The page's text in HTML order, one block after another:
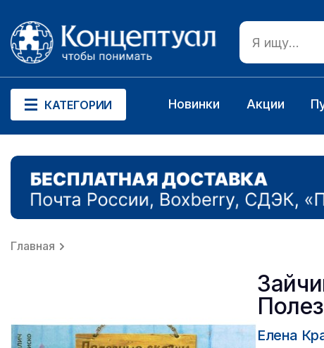
КАТЕГОРИИ Новинки Акции
Главная
Елена